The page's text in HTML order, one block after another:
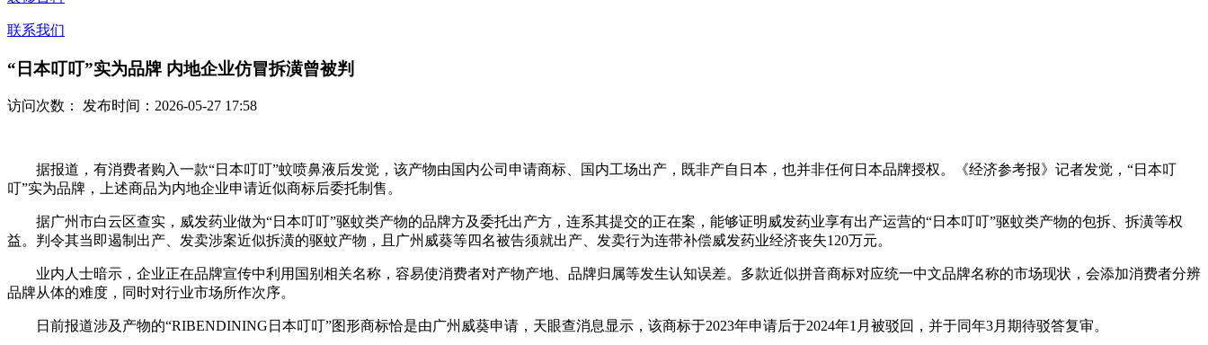
联系我们
“日本叮叮”实为品牌 内地企业仿冒拆潢曾被判
访问次数： 发布时间：2026-05-27 17:58
据报道，有消费者购入一款“日本叮叮”蚊喷鼻液后发觉，该产物由国内公司申请商标、国内工场出产，既非产自日本，也并非任何日本品牌授权。《经济参考报》记者发觉，“日本叮
叮”实为品牌，上述商品为内地企业申请近似商标后委托制售。
据广州市白云区查实，威发药业做为“日本叮叮”驱蚊类产物的品牌方及委托出产方，连系其提交的正在案，能够证明威发药业享有出产运营的“日本叮叮”驱蚊类产物的包拆、拆潢等权
益。判令其当即遏制出产、发卖涉案近似拆潢的驱蚊产物，且广州威葵等四名被告须就出产、发卖行为连带补偿威发药业经济丧失120万元。
业内人士暗示，企业正在品牌宣传中利用国别相关名称，容易使消费者对产物产地、品牌归属等发生认知误差。多款近似拼音商标对应统一中文品牌名称的市场现状，会添加消费者分辨
品牌从体的难度，同时对行业市场所作次序。
日前报道涉及产物的“RIBENDINING日本叮叮”图形商标恰是由广州威葵申请，天眼查消息显示，该商标于2023年申请后于2024年1月被驳回，并于同年3月期待驳答复审。